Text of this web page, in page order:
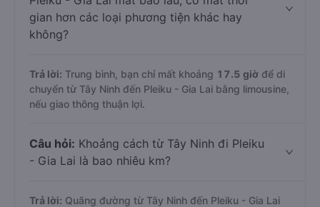
gian hơn các loại phương tiện khác hay
không?
Trả lời: Trung bình, bạn chỉ mất khoảng 17.5 giờ để di
chuyển từ Tây Ninh đến Pleiku - Gia Lai bằng limousine,
nếu giao thông thuận lợi.
Câu hỏi: Khoảng cách từ Tây Ninh đi Pleiku
- Gia Lai là bao nhiêu km?
Trả lời: Quãng đường từ Tây Ninh đến Pleiku - Gia Lai